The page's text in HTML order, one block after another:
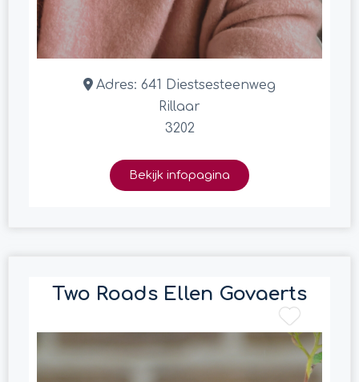
Adres:641 Diestsesteenweg
Rillaar
3202
Bekijk infopagina
Two Roads Ellen Govaerts